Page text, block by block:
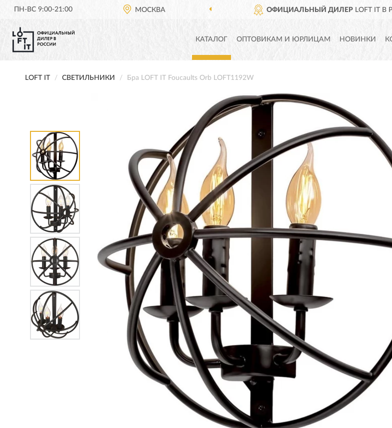
ПН-ВС 9:00-21:00 МОСКВА ОФИЦИАЛЬНЫЙ ДИЛЕР LOFT IT В
КАТАЛОГ ОПТОВИКАМ И ЮРЛИЦАМ НОВИНКИ
LOFT IT СВЕТИЛЬНИКИ Бра LOFT IT Foucaults Orb LOFT1192W